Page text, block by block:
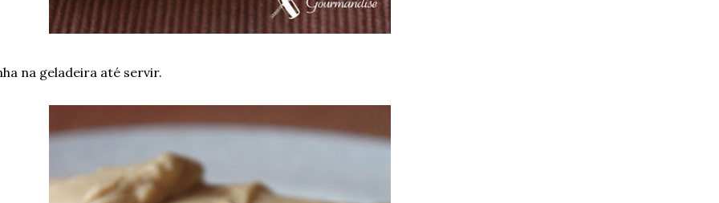
na geladeira até servir.